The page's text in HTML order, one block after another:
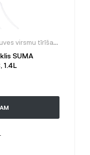
virsmu tīrīšanai
SUMA
1.4L